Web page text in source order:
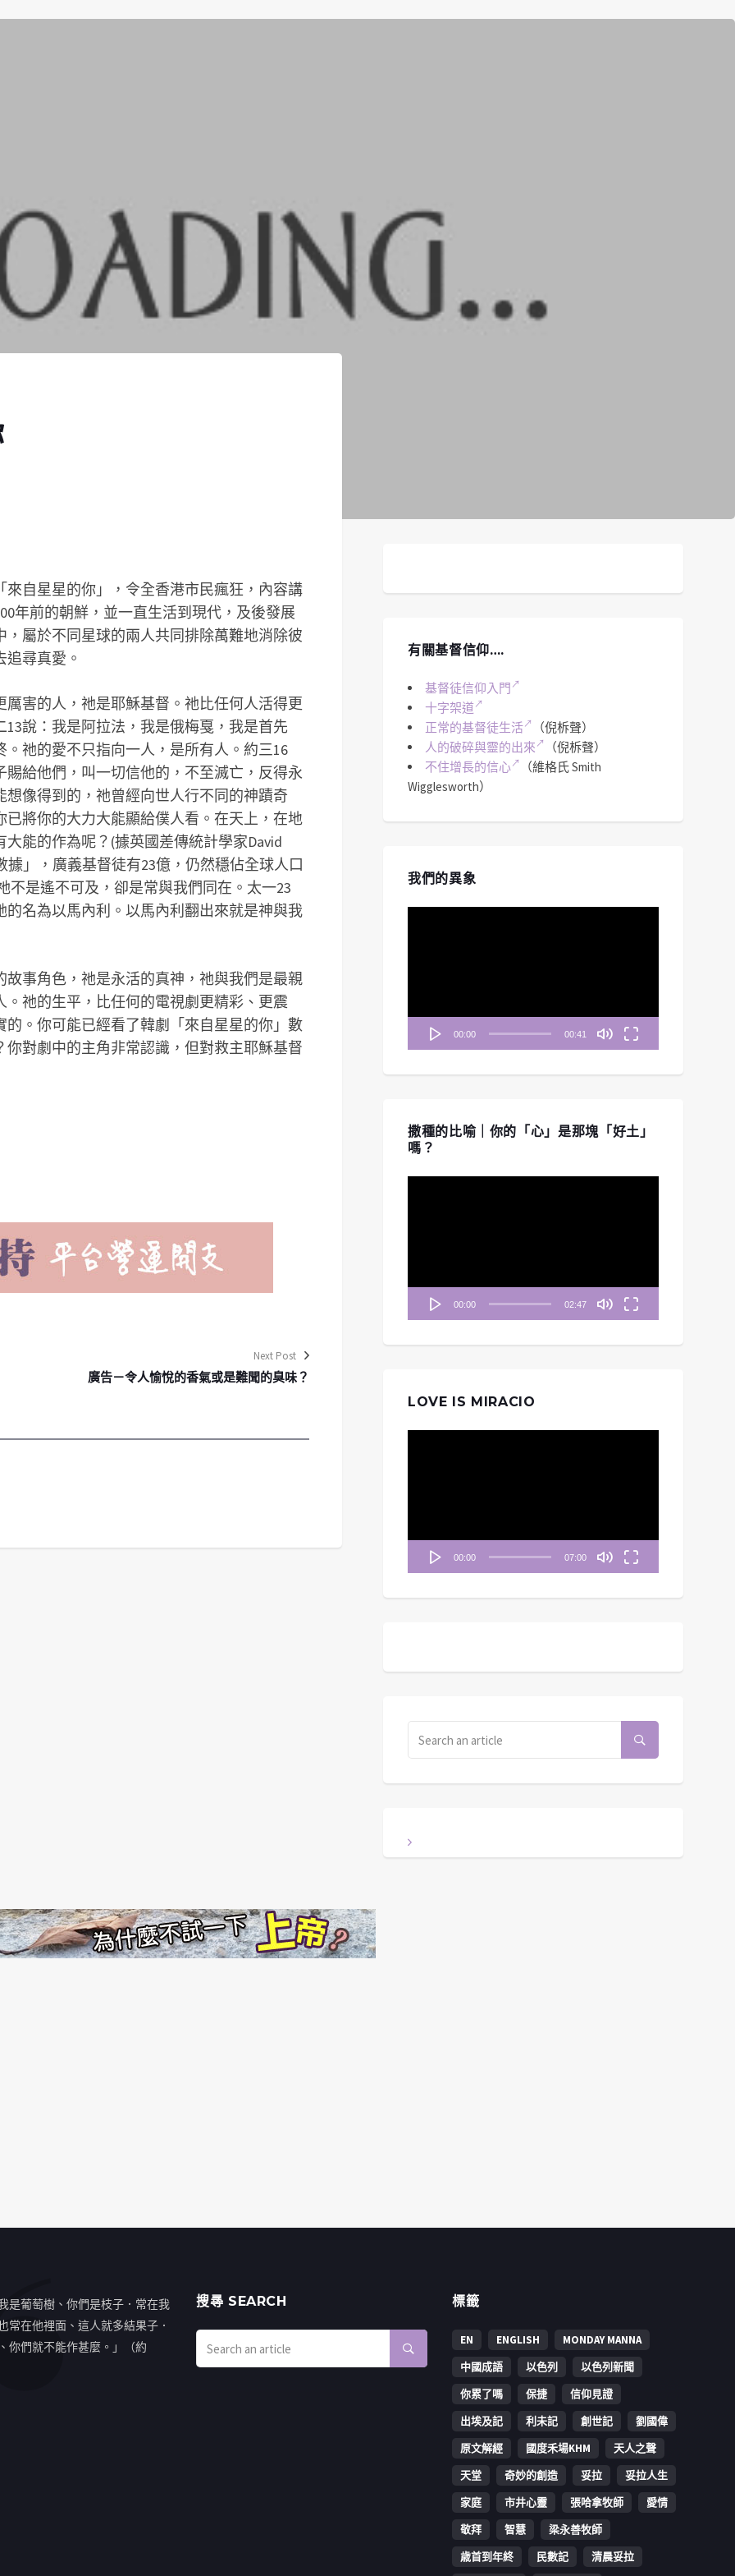
自星星的你」，令全香港市民瘋狂，內容講
年前的朝鮮，並一直生活到現代，及後發展
屬於不同星球的兩人共同排除萬難地消除彼
尋真愛。
害的人，祂是耶穌基督。祂比任何人活得更
說：我是阿拉法，我是俄梅戛，我是首先
祂的愛不只指向一人，是所有人。約三16
給他們，叫一切信他的，不至滅亡，反得永
像得到的，祂曾經向世人行不同的神蹟奇
將你的大力大能顯給僕人看。在天上，在地
能的作為呢？(據英國差傳統計學家David
據」，廣義基督徒有23億，仍然穩佔全球人口
不是遙不可及，卻是常與我們同在。太一23
名為以馬內利。以馬內利翻出來就是神與我
事角色，祂是永活的真神，祂與我們是最親
祂的生平，比任何的電視劇更精彩、更震
。你可能已經看了韓劇「來自星星的你」數
對劇中的主角非常認識，但對救主耶穌基督
Next Post
廣告－令人愉悅的香氣或是難聞的臭味？
有關基督信仰….
基督徒信仰入門
十字架道
正常的基督徒生活
（倪柝聲）
人的破碎與靈的出來
（倪柝聲）
不住增長的信心
（維格氏 Smith
Wigglesworth）
我們的異象
00:00 00:41
撒種的比喻｜你的「心」是那塊「好土」
嗎？
00:00 02:47
LOVE IS MIRACIO
00:00 07:00
是葡萄樹、你們是枝子．常在我
常在他裡面、這人就多結果子．
你們就不能作甚麼。」（約
搜㝷 SEARCH 標籤
EN ENGLISH
MONDAY MANNA
中國成語
以色列
以色列新聞
你累了嗎
保捷
信仰見證
出埃及記
利未記 創世記
劉國偉
原文解經
國度禾場KHM
天人之聲
天堂
奇妙的創造 妥拉
妥拉人生
家庭
市井心靈 張哈拿牧師
愛情
敬拜
智慧
梁永善牧師
歳首到年終
民數記 清晨妥拉